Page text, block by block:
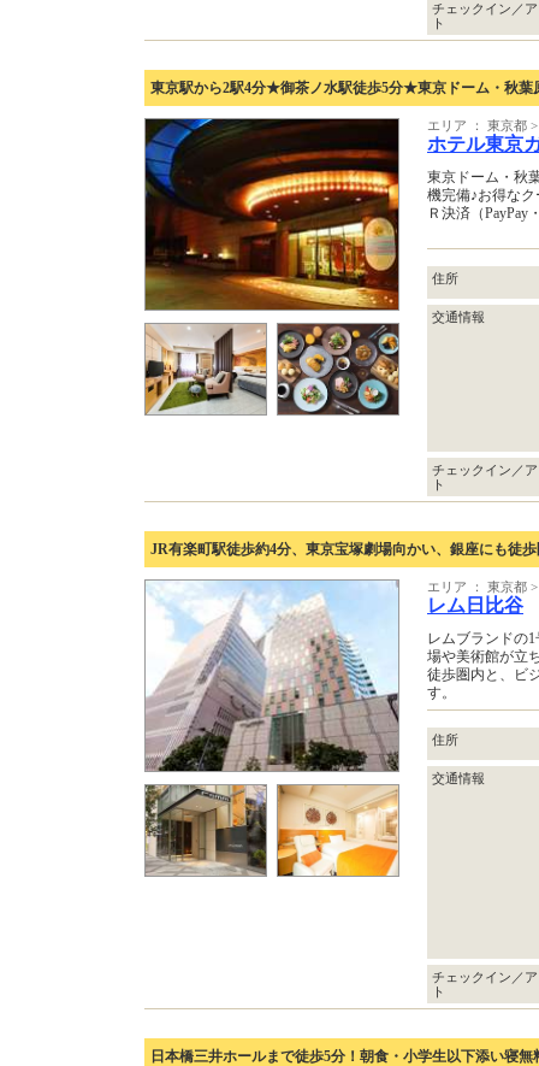
チェックイン／
ト
東京駅から2駅4分★御茶ノ水駅徒歩5分★東京ドーム・秋葉
エリア ： 東京都
ホテル東京
東京ドーム・秋
機完備♪お得な
Ｒ決済（
住所
交通情報
チェックイン／
ト
JR有楽町駅徒歩約4分、東京宝塚劇場向かい、銀座にも徒
エリア ： 東京都
レム日比谷
レムブランドの
場や美術館が立
徒歩圏内と、ビ
す。
住所
交通情報
チェックイン／
ト
日本橋三井ホールまで徒歩5分！朝食・小学生以下添い寝無